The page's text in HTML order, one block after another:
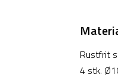
Rustfrit
4 stk.